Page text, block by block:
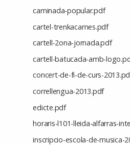
caminada-popular.pdf
cartel-trenkacames.pdf
cartell-2ona-jornada.pdf
cartell-batucada-amb-
concert-de-fi-de-curs-
correllengua-2013.pdf
edicte.pdf
horaris-l101-lleida-alfarras-
inscripcio-escola-de-musica-